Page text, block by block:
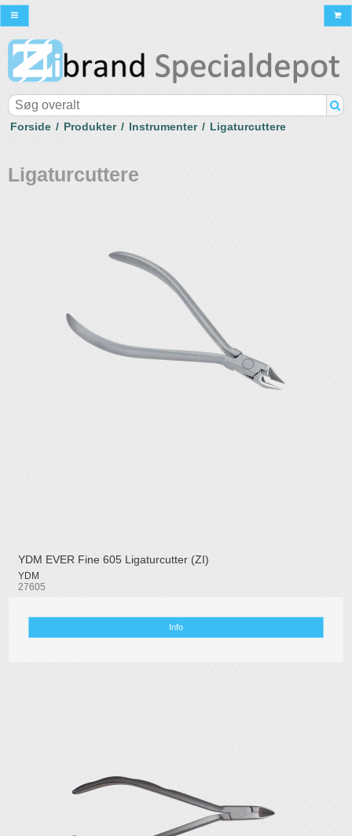
Forside / Produkter / Instrumenter / Ligaturcuttere
Ligaturcuttere
YDM EVER Fine 605 Ligaturcutter (ZI)
YDM
27605
Info